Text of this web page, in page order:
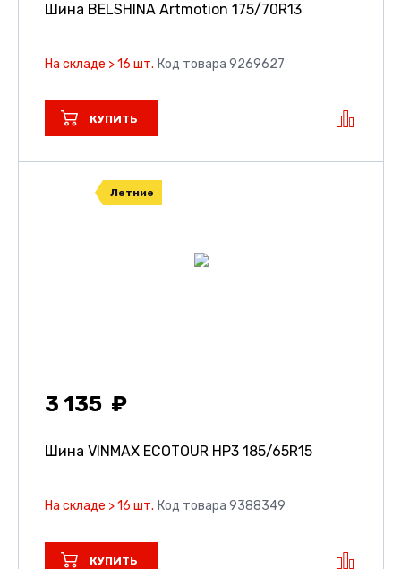
Шина BELSHINA Artmotion 175/70R13
На складе > 16 шт. Код товара 9269627
КУПИТЬ
Летние
3 135
Шина VINMAX ECOTOUR HP3 185/65R15
На складе > 16 шт. Код товара 9388349
КУПИТЬ